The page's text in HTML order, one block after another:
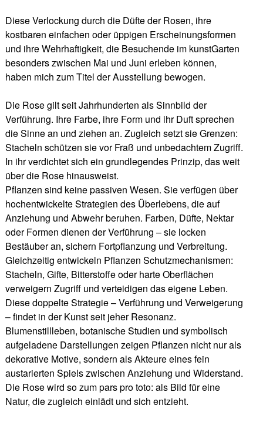
Diese Verlockung durch die Düfte der Rosen, ihre
kostbaren einfachen oder üppigen Erscheinungsformen
und ihre Wehrhaftigkeit, die Besuchende im kunstGarten
besonders zwischen Mai und Juni erleben können,
haben mich zum Titel der Ausstellung bewogen.
Die Rose gilt seit Jahrhunderten als Sinnbild der
Verführung. Ihre Farbe, ihre Form und ihr Duft sprechen
die Sinne an und ziehen an. Zugleich setzt sie Grenzen:
Stacheln schützen sie vor Fraß und unbedachtem Zugriff.
In ihr verdichtet sich ein grundlegendes Prinzip, das weit
über die Rose hinausweist.
Pflanzen sind keine passiven Wesen. Sie verfügen über
hochentwickelte Strategien des Überlebens, die auf
Anziehung und Abwehr beruhen. Farben, Düfte, Nektar
oder Formen dienen der Verführung – sie locken
Bestäuber an, sichern Fortpflanzung und Verbreitung.
Gleichzeitig entwickeln Pflanzen Schutzmechanismen:
Stacheln, Gifte, Bitterstoffe oder harte Oberflächen
verweigern Zugriff und verteidigen das eigene Leben.
Diese doppelte Strategie – Verführung und Verweigerung
– findet in der Kunst seit jeher Resonanz.
Blumenstillleben, botanische Studien und symbolisch
aufgeladene Darstellungen zeigen Pflanzen nicht nur als
dekorative Motive, sondern als Akteure eines fein
austarierten Spiels zwischen Anziehung und Widerstand.
Die Rose wird so zum pars pro toto: als Bild für eine
Natur, die zugleich einlädt und sich entzieht.